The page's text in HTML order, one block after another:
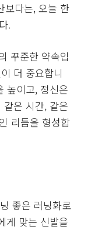
보다는, 오늘 한
.
꾸준한 약속입
더 중요합니
높이고, 정신은
은 시간, 같은
리듬을 형성합
좋은 러닝화로
게 맞는 신발을